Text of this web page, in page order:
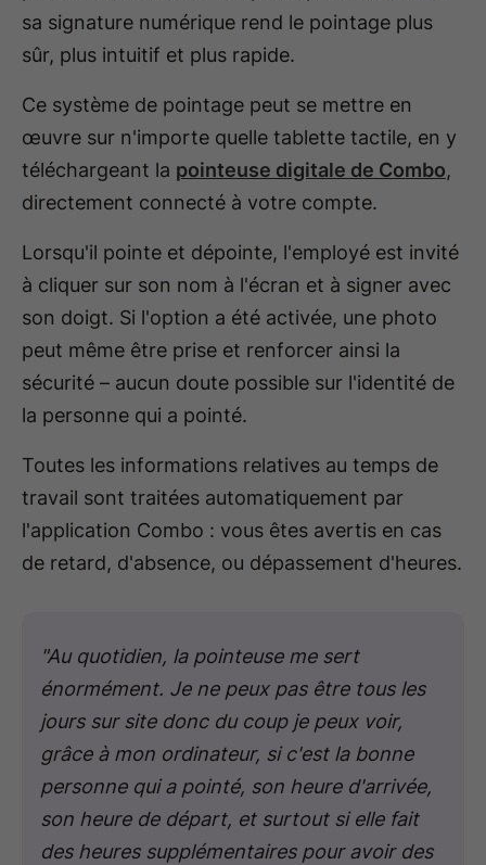
sa signature numérique rend le pointage plus
sûr, plus intuitif et plus rapide.
Ce système de pointage peut se mettre en
œuvre sur n'importe quelle tablette tactile, en y
téléchargeant la pointeuse digitale de Combo,
directement connecté à votre compte.
Lorsqu'il pointe et dépointe, l'employé est invité
à cliquer sur son nom à l'écran et à signer avec
son doigt. Si l'option a été activée, une photo
peut même être prise et renforcer ainsi la
sécurité – aucun doute possible sur l'identité de
la personne qui a pointé.
Toutes les informations relatives au temps de
travail sont traitées automatiquement par
l'application Combo : vous êtes avertis en cas
de retard, d'absence, ou dépassement d'heures.
"Au quotidien, la pointeuse me sert
énormément. Je ne peux pas être tous les
jours sur site donc du coup je peux voir,
grâce à mon ordinateur, si c'est la bonne
personne qui a pointé, son heure d'arrivée,
son heure de départ, et surtout si elle fait
des heures supplémentaires pour avoir des